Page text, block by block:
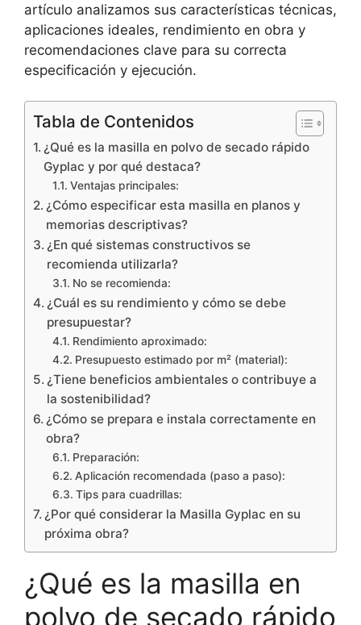
artículo analizamos sus características técnicas,
aplicaciones ideales, rendimiento en obra y
recomendaciones clave para su correcta
especificación y ejecución.
Tabla de Contenidos
¿Qué es la masilla en polvo de secado rápido
Gyplac y por qué destaca?
Ventajas principales:
¿Cómo especificar esta masilla en planos y
memorias descriptivas?
¿En qué sistemas constructivos se
recomienda utilizarla?
No se recomienda:
¿Cuál es su rendimiento y cómo se debe
presupuestar?
Rendimiento aproximado:
Presupuesto estimado por m² (material):
¿Tiene beneficios ambientales o contribuye a
la sostenibilidad?
¿Cómo se prepara e instala correctamente en
obra?
Preparación:
Aplicación recomendada (paso a paso):
Tips para cuadrillas:
¿Por qué considerar la Masilla Gyplac en su
próxima obra?
¿Qué es la masilla en
polvo de secado rápido